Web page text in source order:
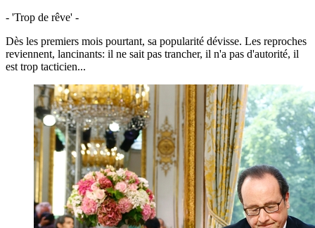
- 'Trop de rêve' -
Dès les premiers mois pourtant, sa popularité dévisse. Les reproches
reviennent, lancinants: il ne sait pas trancher, il n'a pas d'autorité, il
est trop tacticien...